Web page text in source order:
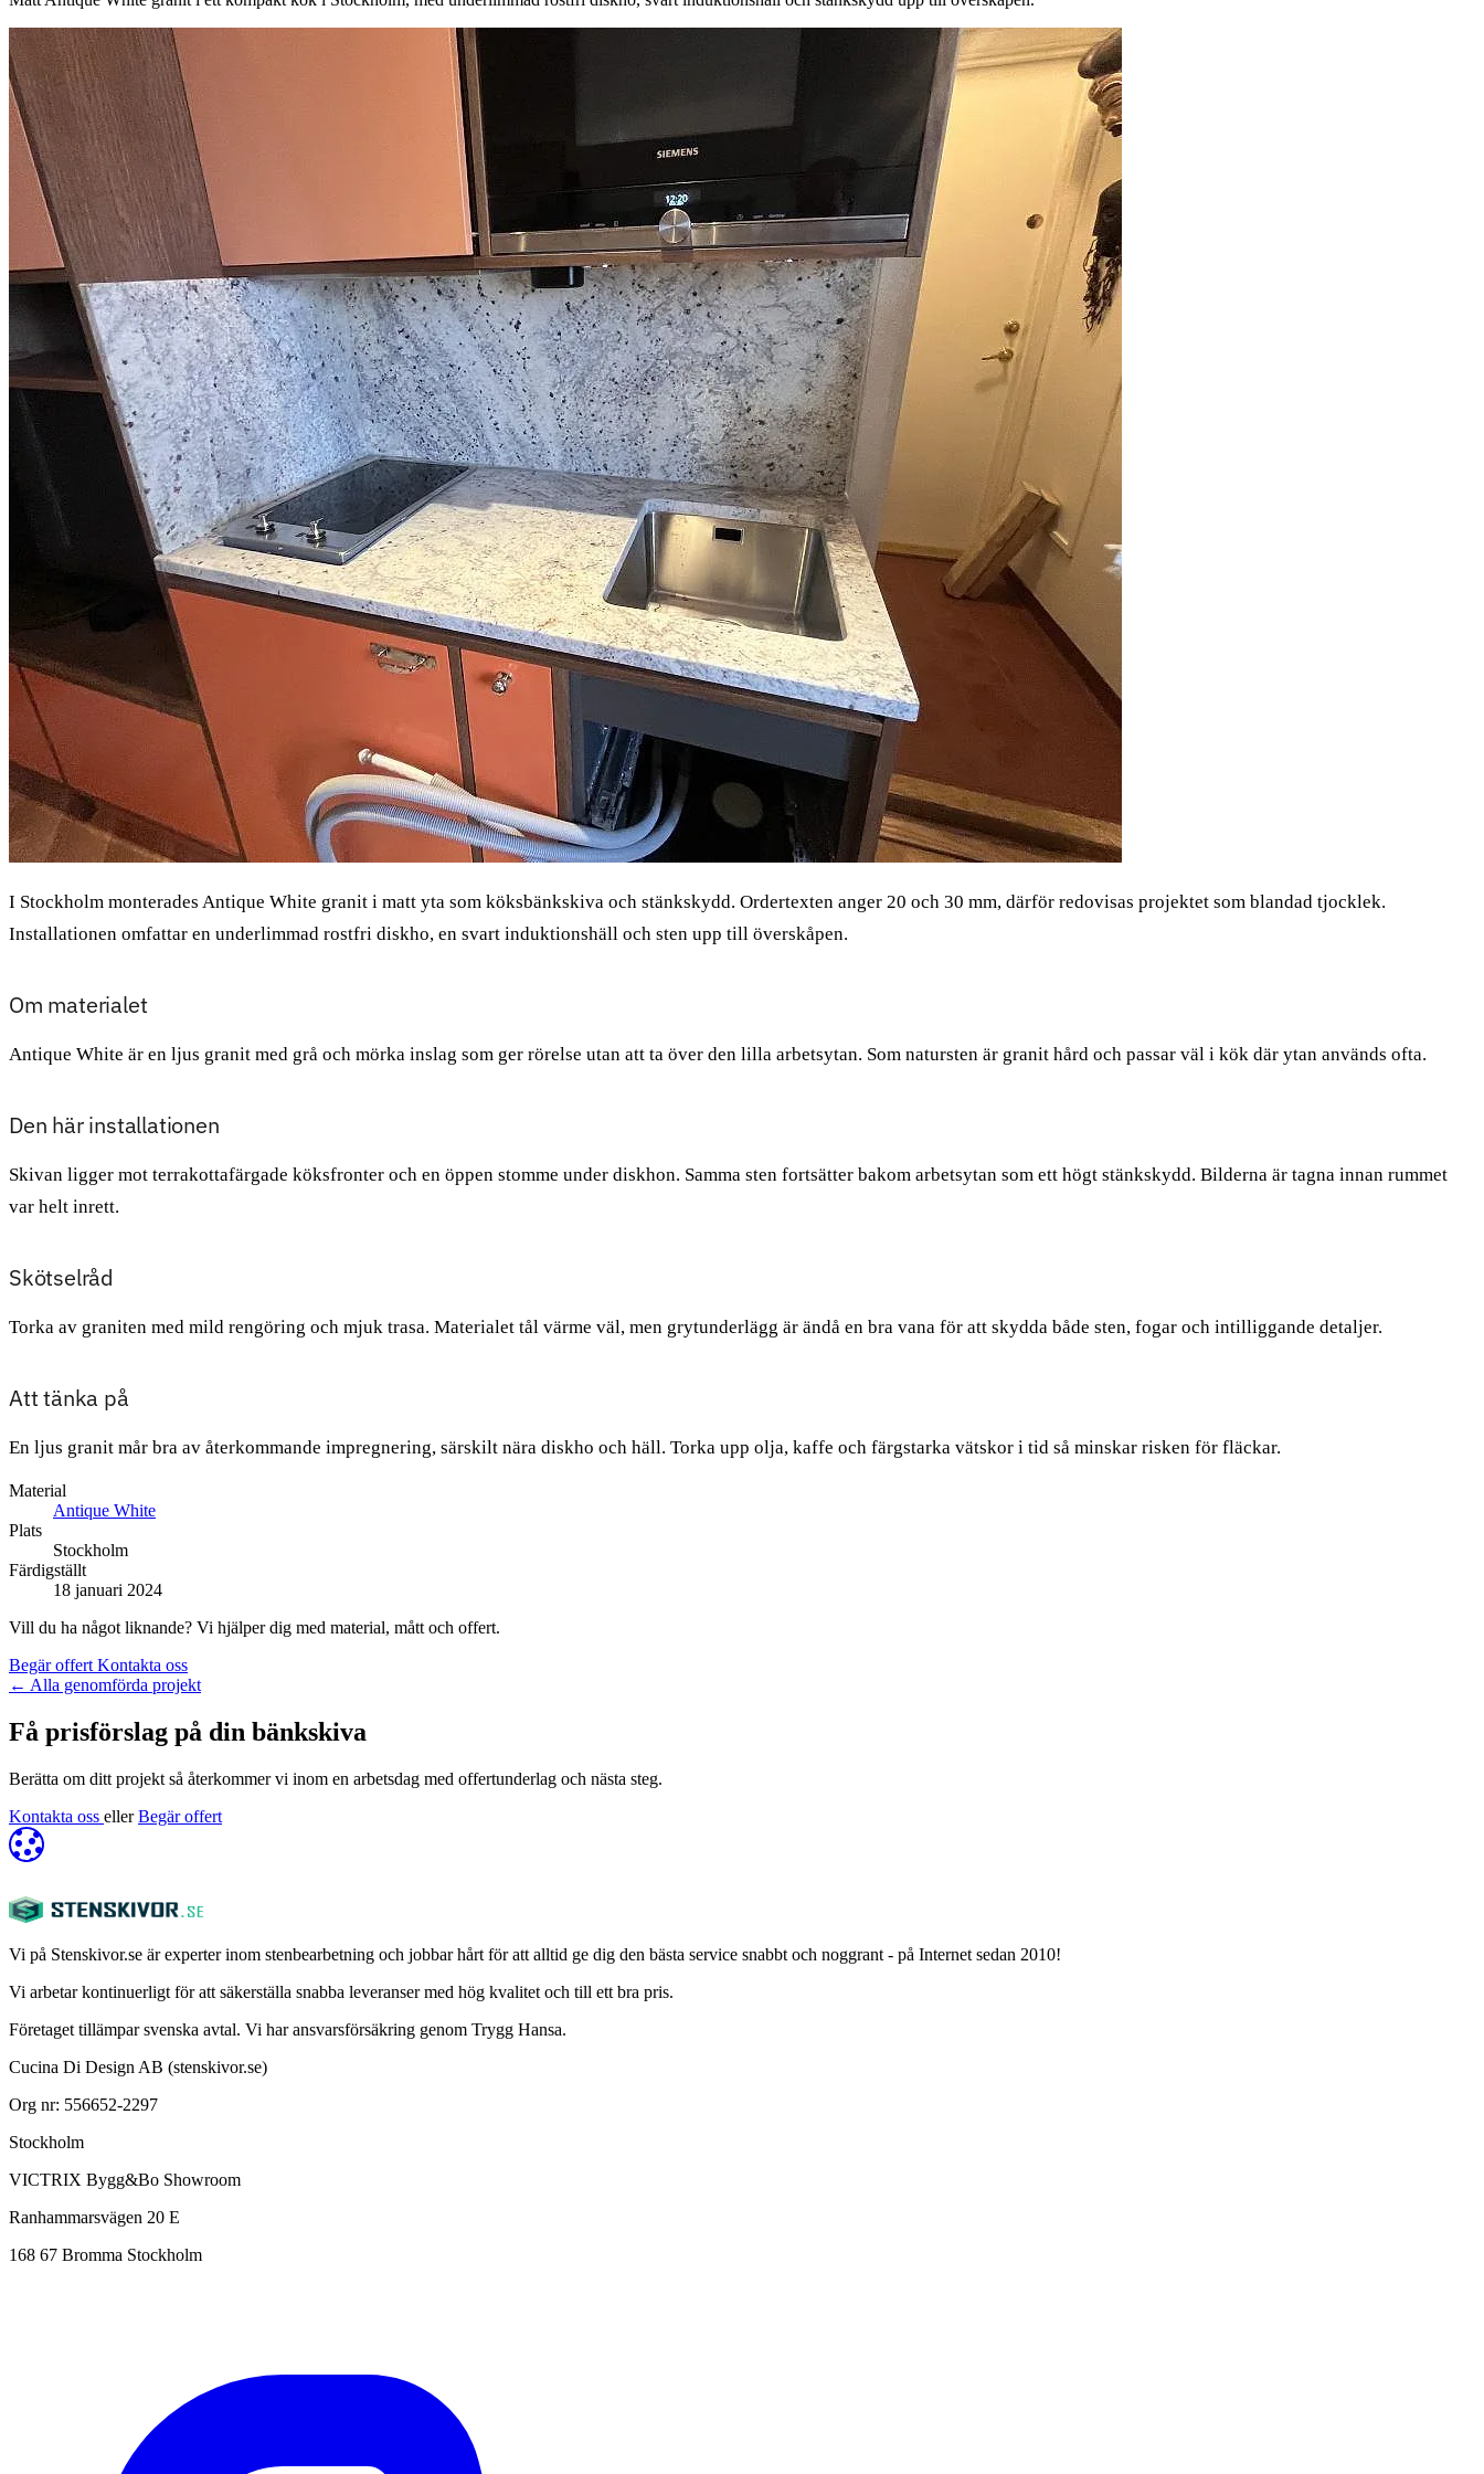
I Stockholm monterades Antique White granit i matt yta som köksbänkskiva och stänkskydd. Ordertexten anger 20 och 30 mm, därför redovisas projektet som blandad tjocklek.
Installationen omfattar en underlimmad rostfri diskho, en svart induktionshäll och sten upp till överskåpen.
Om materialet
Antique White är en ljus granit med grå och mörka inslag som ger rörelse utan att ta över den lilla arbetsytan. Som natursten är granit hård och passar väl i kök där ytan används ofta.
Den här installationen
Skivan ligger mot terrakottafärgade köksfronter och en öppen stomme under diskhon. Samma sten fortsätter bakom arbetsytan som ett högt stänkskydd. Bilderna är tagna innan rummet
var helt inrett.
Skötselråd
Torka av graniten med mild rengöring och mjuk trasa. Materialet tål värme väl, men grytunderlägg är ändå en bra vana för att skydda både sten, fogar och intilliggande detaljer.
Att tänka på
En ljus granit mår bra av återkommande impregnering, särskilt nära diskho och häll. Torka upp olja, kaffe och färgstarka vätskor i tid så minskar risken för fläckar.
Material
Antique White
Plats
Stockholm
Färdigställt
18 januari 2024
Vill du ha något liknande? Vi hjälper dig med material, mått och offert.
Begär offert Kontakta oss
← Alla genomförda projekt
Få prisförslag på din bänkskiva
Berätta om ditt projekt så återkommer vi inom en arbetsdag med offertunderlag och nästa steg.
Kontakta oss eller Begär offert
Vi på Stenskivor.se är experter inom stenbearbetning och jobbar hårt för att alltid ge dig den bästa service snabbt och noggrant - på Internet sedan 2010!
Vi arbetar kontinuerligt för att säkerställa snabba leveranser med hög kvalitet och till ett bra pris.
Företaget tillämpar svenska avtal. Vi har ansvarsförsäkring genom Trygg Hansa.
Cucina Di Design AB (stenskivor.se)
Org nr: 556652-2297
Stockholm
VICTRIX Bygg&Bo Showroom
Ranhammarsvägen 20 E
168 67 Bromma Stockholm